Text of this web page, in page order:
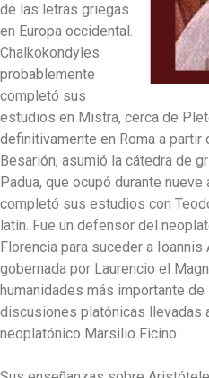
de las letras griegas
en Europa occidental.
Chalkokondyles
probablemente
completó sus
estudios en Mistra, cerca de
definitivamente en Roma a partir
Besarión, asumió la cátedra de
Padua, que ocupó durante nueve
completó sus estudios con
latín. Fue un defensor del
Florencia para suceder a
gobernada por Laurencio el
humanidades más importante
discusiones platónicas llevadas
neoplatónico Marsilio Ficino.